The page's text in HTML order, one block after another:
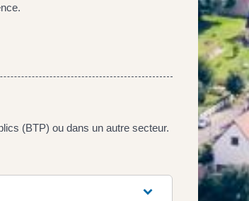
(BTP) ou dans un autre secteur.